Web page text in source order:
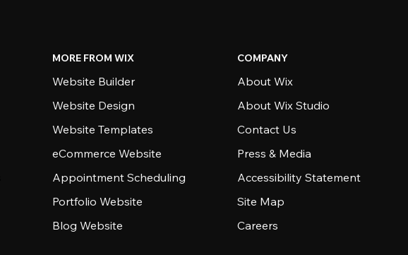
MORE FROM WIX
Website Builder
Website Design
Website Templates
eCommerce Website
Appointment Scheduling
Portfolio Website
Blog Website
COMPANY
About Wix
About Wix Studio
Contact Us
Press & Media
Accessibility Statement
Site Map
Careers